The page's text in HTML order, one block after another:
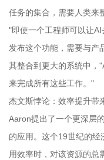
任务的集合，需要人类来
"即使一个工程师可以让
发布这个功能，需要与产
其整合到更大的系统中，
来完成所有这些工作。"
杰文斯悖论：效率提升带
Aaron提出了一个更深层
的应用。这个19世纪的
用效率时，对该资源的总